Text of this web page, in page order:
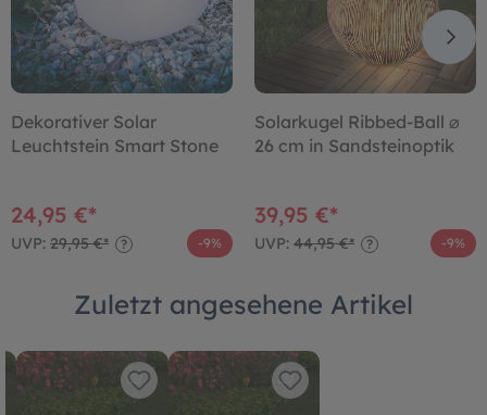
Dekorativer Solar
Leuchtstein Smart Stone
24,95 €*
UVP: 29,95 €* ? -9%
Solarkugel Ribbed-Ball ⌀
26 cm in Sandsteinoptik
39,95 €*
UVP: 44,95 €* ? -9%
Zuletzt angesehene Artikel